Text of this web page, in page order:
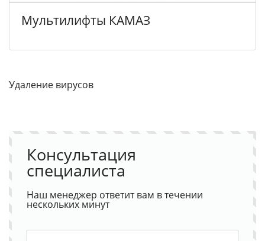
Мультилифты КАМАЗ
Удаление вирусов
Консультация
специалиста
Наш менеджер ответит вам в течении
нескольких минут